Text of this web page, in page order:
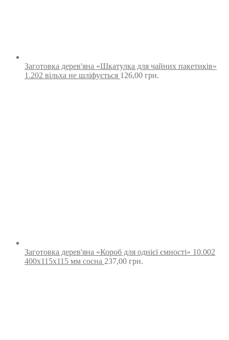
Заготовка дерев'яна «Шкатулка для чайних пакетиків»
1.202 вільха не шліфується 126,00 грн.
Заготовка дерев'яна «Короб для однієї ємності» 10.002
400х115х115 мм сосна 237,00 грн.